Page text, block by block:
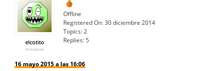
elcotito
Participante
Offline
Registered On:30 diciembre 2014
Topics:2
Replies:5
16 mayo 2015 a las 16:06